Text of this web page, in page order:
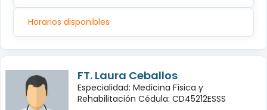
Horarios disponibles
FT. Laura Ceballos
Especialidad: Medicina Física y
Rehabilitación Cédula: CD45212ESSS